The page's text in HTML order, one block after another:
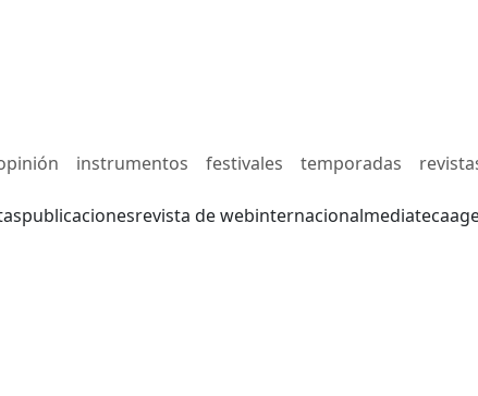
instrumentos festivales temporadas
publicacionesrevista de webinternacionalmediateca